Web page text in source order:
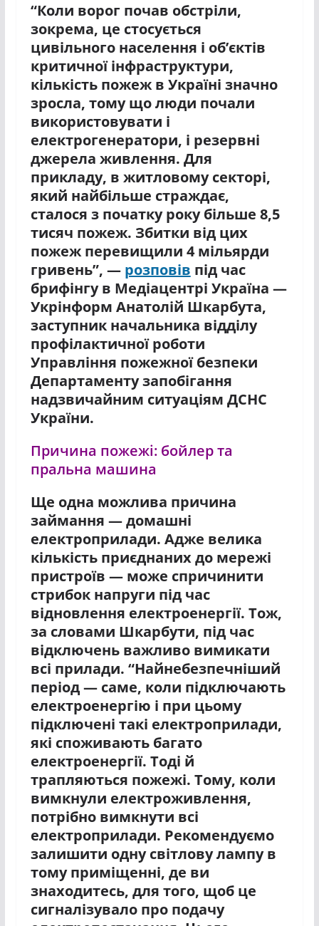
“Коли ворог почав обстріли,
зокрема, це стосується
цивільного населення і об’єктів
критичної інфраструктури,
кількість пожеж в Україні значно
зросла, тому що люди почали
використовувати і
електрогенератори, і резервні
джерела живлення. Для
прикладу, в житловому секторі,
який найбільше страждає,
сталося з початку року більше 8,5
тисяч пожеж. Збитки від цих
пожеж перевищили 4 мільярди
гривень”, — розповів під час
брифінгу в Медіацентрі Україна —
Укрінформ Анатолій Шкарбута,
заступник начальника відділу
профілактичної роботи
Управління пожежної безпеки
Департаменту запобігання
надзвичайним ситуаціям ДСНС
України.
Причина пожежі: бойлер та
пральна машина
Ще одна можлива причина
займання — домашні
електроприлади. Адже велика
кількість приєднаних до мережі
пристроїв — може спричинити
стрибок напруги під час
відновлення електроенергії. Тож,
за словами Шкарбути, під час
відключень важливо вимикати
всі прилади. “Найнебезпечніший
період — саме, коли підключають
електроенергію і при цьому
підключені такі електроприлади,
які споживають багато
електроенергії. Тоді й
трапляються пожежі. Тому, коли
вимкнули електроживлення,
потрібно вимкнути всі
електроприлади. Рекомендуємо
залишити одну світлову лампу в
тому приміщенні, де ви
знаходитесь, для того, щоб це
сигналізувало про подачу